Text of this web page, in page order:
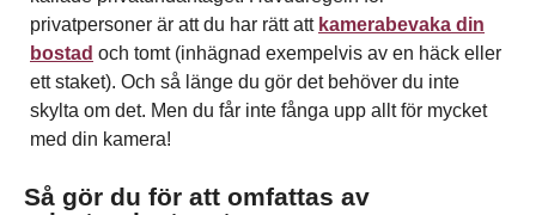
privatpersoner är att du har rätt att kamerabevaka din
bostad och tomt (inhägnad exempelvis av en häck eller
ett staket). Och så länge du gör det behöver du inte
skylta om det. Men du får inte fånga upp allt för mycket
med din kamera!
Så gör du för att omfattas av